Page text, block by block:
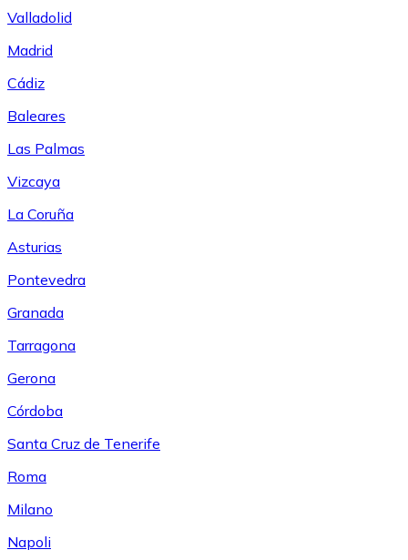
Valladolid
Madrid
Cádiz
Baleares
Las Palmas
Vizcaya
La Coruña
Asturias
Pontevedra
Granada
Tarragona
Gerona
Córdoba
Santa Cruz de Tenerife
Roma
Milano
Napoli